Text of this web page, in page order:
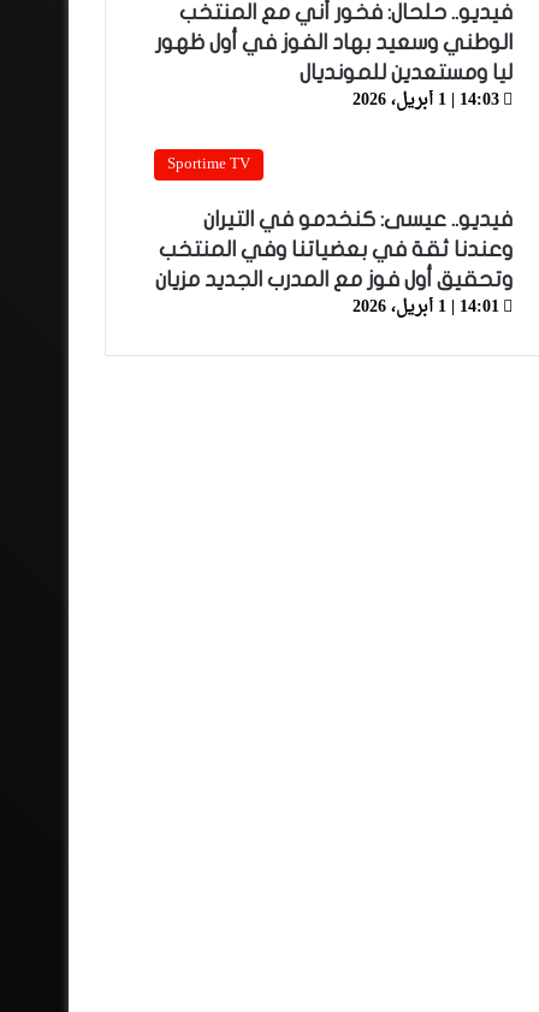
فيديو.. حلحال: فخور أني مع المنتخب
الوطني وسعيد بهاد الفوز في أول ظهور
ليا ومستعدين للمونديال
14:03 | 1 أبريل، 2026
Sportime TV
فيديو.. عيسى: كنخدمو في التيران
وعندنا ثقة في بعضياتنا وفي المنتخب
وتحقيق أول فوز مع المدرب الجديد مزيان
14:01 | 1 أبريل، 2026